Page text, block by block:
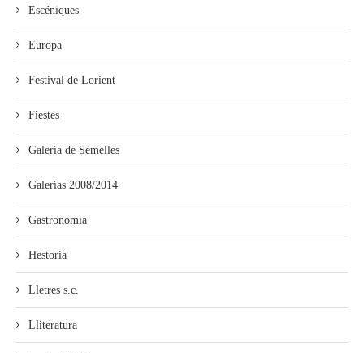
Escéniques
Europa
Festival de Lorient
Fiestes
Galería de Semelles
Galerías 2008/2014
Gastronomía
Hestoria
Lletres s.c.
Lliteratura